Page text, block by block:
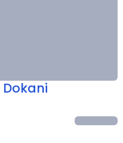
Dokani